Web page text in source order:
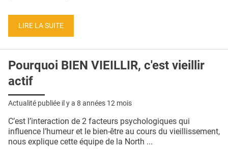
CONDITIONS GÉNÉRALES
CRÉDITS
LIRE LA SUITE
Pourquoi BIEN VIEILLIR, c'est vieillir
actif
Actualité publiée il y a 8 années 12 mois
C’est l’interaction de 2 facteurs psychologiques qui
influence l’humeur et le bien-être au cours du vieillissement,
nous explique cette équipe de la North ...